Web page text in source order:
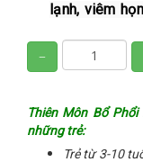
lạnh, viêm
Thiên Môn Bổ
những trẻ:
Trẻ từ 3-10